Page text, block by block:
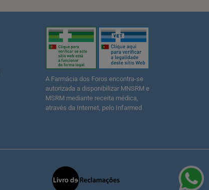
A Farmácia dos Foros encontra-se
autorizada a disponibilizar MNSRM e
MSRM mediante receita médica,
através da Internet, pelo Infarmed